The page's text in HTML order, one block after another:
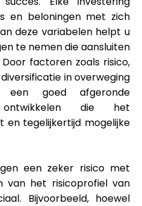
en beloningen met zich
deze variabelen helpt u
te nemen die aansluiten
factoren zoals risico,
in overweging
goed afgeronde
ontwikkelen die het
en tegelijkertijd mogelijke
een zeker risico met
van het risicoprofiel van
Bijvoorbeeld, hoewel